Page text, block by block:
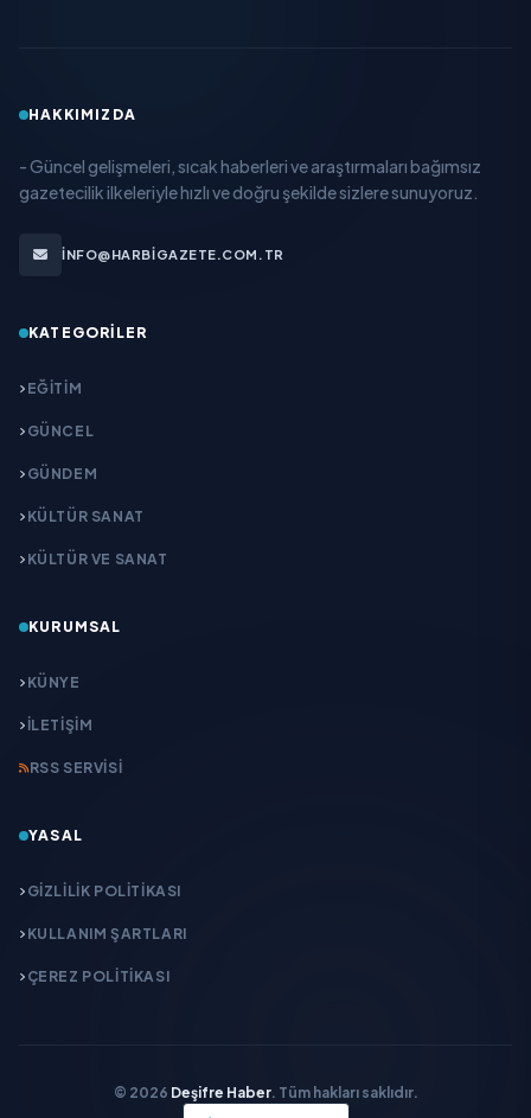
HAKKIMIZDA
- Güncel gelişmeleri, sıcak haberleri ve araştırmaları bağımsız
gazetecilik ilkeleriyle hızlı ve doğru şekilde sizlere sunuyoruz.
INFO@HARBIGAZETE.COM.TR
KATEGORILER
EĞITIM
GÜNCEL
GÜNDEM
KÜLTÜR SANAT
KÜLTÜR VE SANAT
KURUMSAL
KÜNYE
İLETIŞIM
RSS SERVISI
YASAL
GIZLILIK POLITIKASI
KULLANIM ŞARTLARI
ÇEREZ POLITIKASI
© 2026 Deşifre Haber. Tüm hakları saklıdır.